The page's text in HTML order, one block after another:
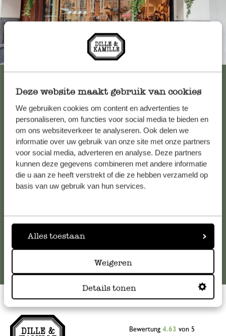
Deze website maakt gebruik van cookies
We gebruiken cookies om content en advertenties te
personaliseren, om functies voor social media te bieden en
om ons websiteverkeer te analyseren. Ook delen we
informatie over uw gebruik van onze site met onze partners
voor social media, adverteren en analyse. Deze partners
kunnen deze gegevens combineren met andere informatie
die u aan ze heeft verstrekt of die ze hebben verzameld op
basis van uw gebruik van hun services.
Alles toestaan
Weigeren
Details tonen
Immer in der Nähe
Kundenservice/Hilfe
Falls Sie Fragen haben oder Tipps und Hilfe brauchen, wenden
Sie sich bitte an unseren Kundenservice. Oder lesen Sie hier
die Antworten auf häufig gestellte Fragen
Bewertung 4.63 von 5